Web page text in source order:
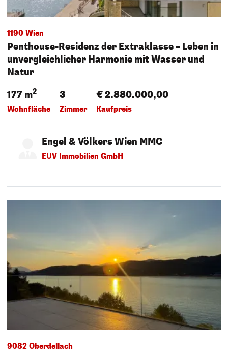
1190 Wien
Penthouse-Residenz der Extraklasse – Leben in
unvergleichlicher Harmonie mit Wasser und
Natur
177 m2
Wohnfläche
3
Zimmer
€ 2.880.000,00
Kaufpreis
Engel & Völkers Wien MMC
EUV Immobilien GmbH
9082 Oberdellach